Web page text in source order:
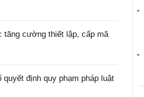
tăng cường thiết lập, cấp mã
định quy phạm pháp luật